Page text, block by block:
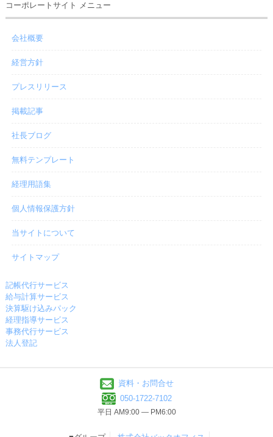
コーポレートサイト メニュー
会社概要
経営方針
プレスリリース
掲載記事
社長ブログ
無料テンプレート
経理用語集
個人情報保護方針
当サイトについて
サイトマップ
記帳代行サービス
給与計算サービス
決算駆け込みパック
経理指導サービス
事務代行サービス
法人登記
資料・お問合せ
050-1722-7102
平日 AM9:00 ― PM6:00